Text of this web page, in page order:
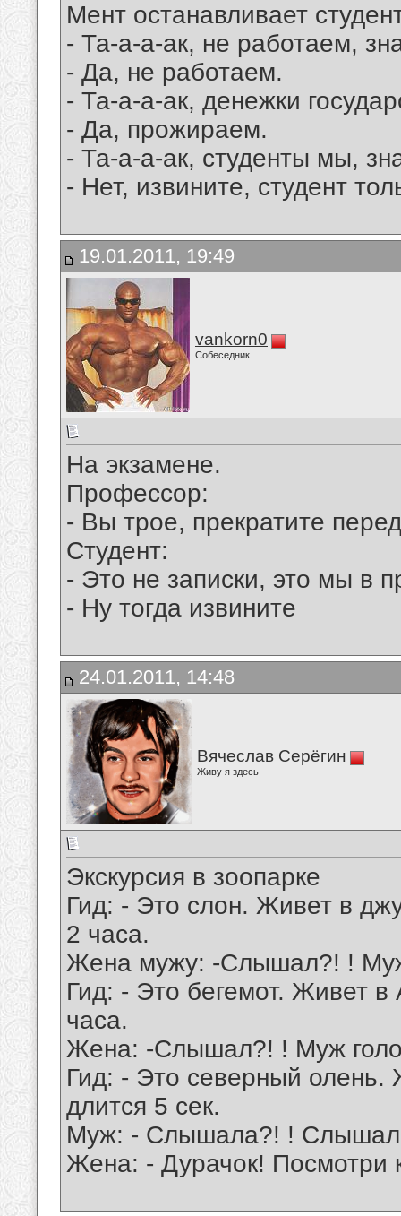
Мент останавливает
- Та-а-а-ак, не работаем,
- Да, не работаем.
- Та-а-а-ак, денежки
- Да, прожираем.
- Та-а-а-ак, студенты мы,
- Нет, извините, студент
19.01.2011, 19:49
vankorn0
Собеседник
Hа экзамене.
Профессор:
- Вы трое, прекратите
Студент:
- Это не записки, это мы в
- Hу тогда извините
24.01.2011, 14:48
Вячеслав Серёгин
Живу я здесь
Экскурсия в зоопарке
Гид: - Это слон. Живет в
2 часа.
Жена мужу: -Слышал?! !
Гид: - Это бегемот. Живет
часа.
Жена: -Слышал?! ! Муж
Гид: - Это северный олень.
длится 5 сек.
Муж: - Слышала?! !
Жена: - Дурачок! Посмотри